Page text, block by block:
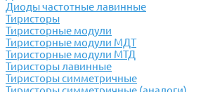
Диоды частотные лавинные
Тиристоры
Тиристорные модули
Тиристорные модули МДТ
Тиристорные модули МТД
Тиристоры лавинные
Тиристоры симметричные